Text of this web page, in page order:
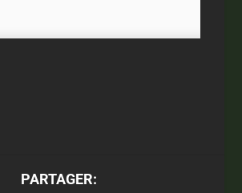
PARTAGER: